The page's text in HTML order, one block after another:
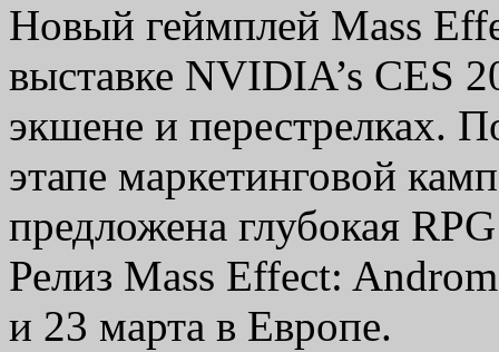
Новый геймплей Mass
выставке NVIDIA’s CES
экшене и перестрелках.
этапе маркетинговой
предложена глубокая
Релиз Mass Effect:
и 23 марта в Европе.